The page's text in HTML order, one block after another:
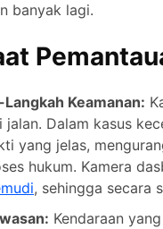
banyak lagi.
Keamanan:
Dalam kasus
yang jelas,
hukum. Kamera
, sehingga secara
Kendaraan